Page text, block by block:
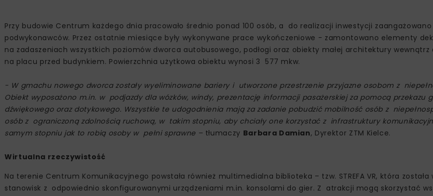
Przy budowie Centrum każdego dnia pracowało średnio ponad 100 osób, a do realizacji inwestycji zaangażowano
podwykonawców. Przez ostatnie miesiące były wykonywane prace wykończeniowe - zamontowano elementy
na zadaszeniach wszystkich poziomów dworca autobusowego, podłogi oraz obiekty małej architektury wewnątrz
na placu przed budynkiem. Powierzchnia użytkowa obiektu wynosi 3 577 mkw.
- W gmachu nowego dworca zostały wyeliminowane bariery i utworzone przestrzenie przyjazne osobom z
Obiekt wyposażono m.in. w podjazdy dla wózków, windy, prezentację informacji pasażerskiej za pomocą przekazu
dźwiękowego oraz dotykowego. Wszystkie te udogodnienia mają za zadanie pobudzić mobilność osób z
osób z ograniczoną zdolnością ruchową, w takim stopniu, aby chciały one korzystać z infrastruktury
samym stopniu jak to robią osoby w pełni sprawne – tłumaczy Barbara Damian, Dyrektor ZTM Kielce.
Wirtualna rzeczywistość
Na terenie Centrum Komunikacyjnego powstała również multimedialna biblioteka – tzw. STREFA VR, która
stanowisk z odpowiednio skonfigurowanymi urządzeniami m.in. konsolami do gier. Z atrakcji mogą skorzystać